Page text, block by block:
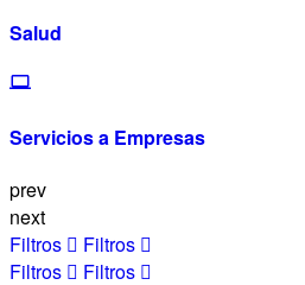
Salud
Servicios a Empresas
prev
next
Filtros
Filtros
Filtros
Filtros